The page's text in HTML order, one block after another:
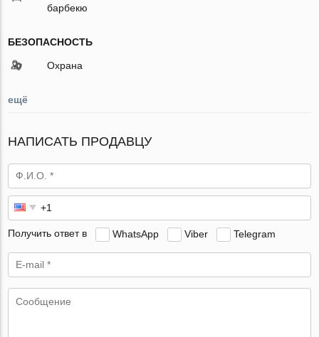
барбекю
БЕЗОПАСНОСТЬ
Охрана
ещё
НАПИСАТЬ ПРОДАВЦУ
Получить ответ в WhatsApp Viber Telegram